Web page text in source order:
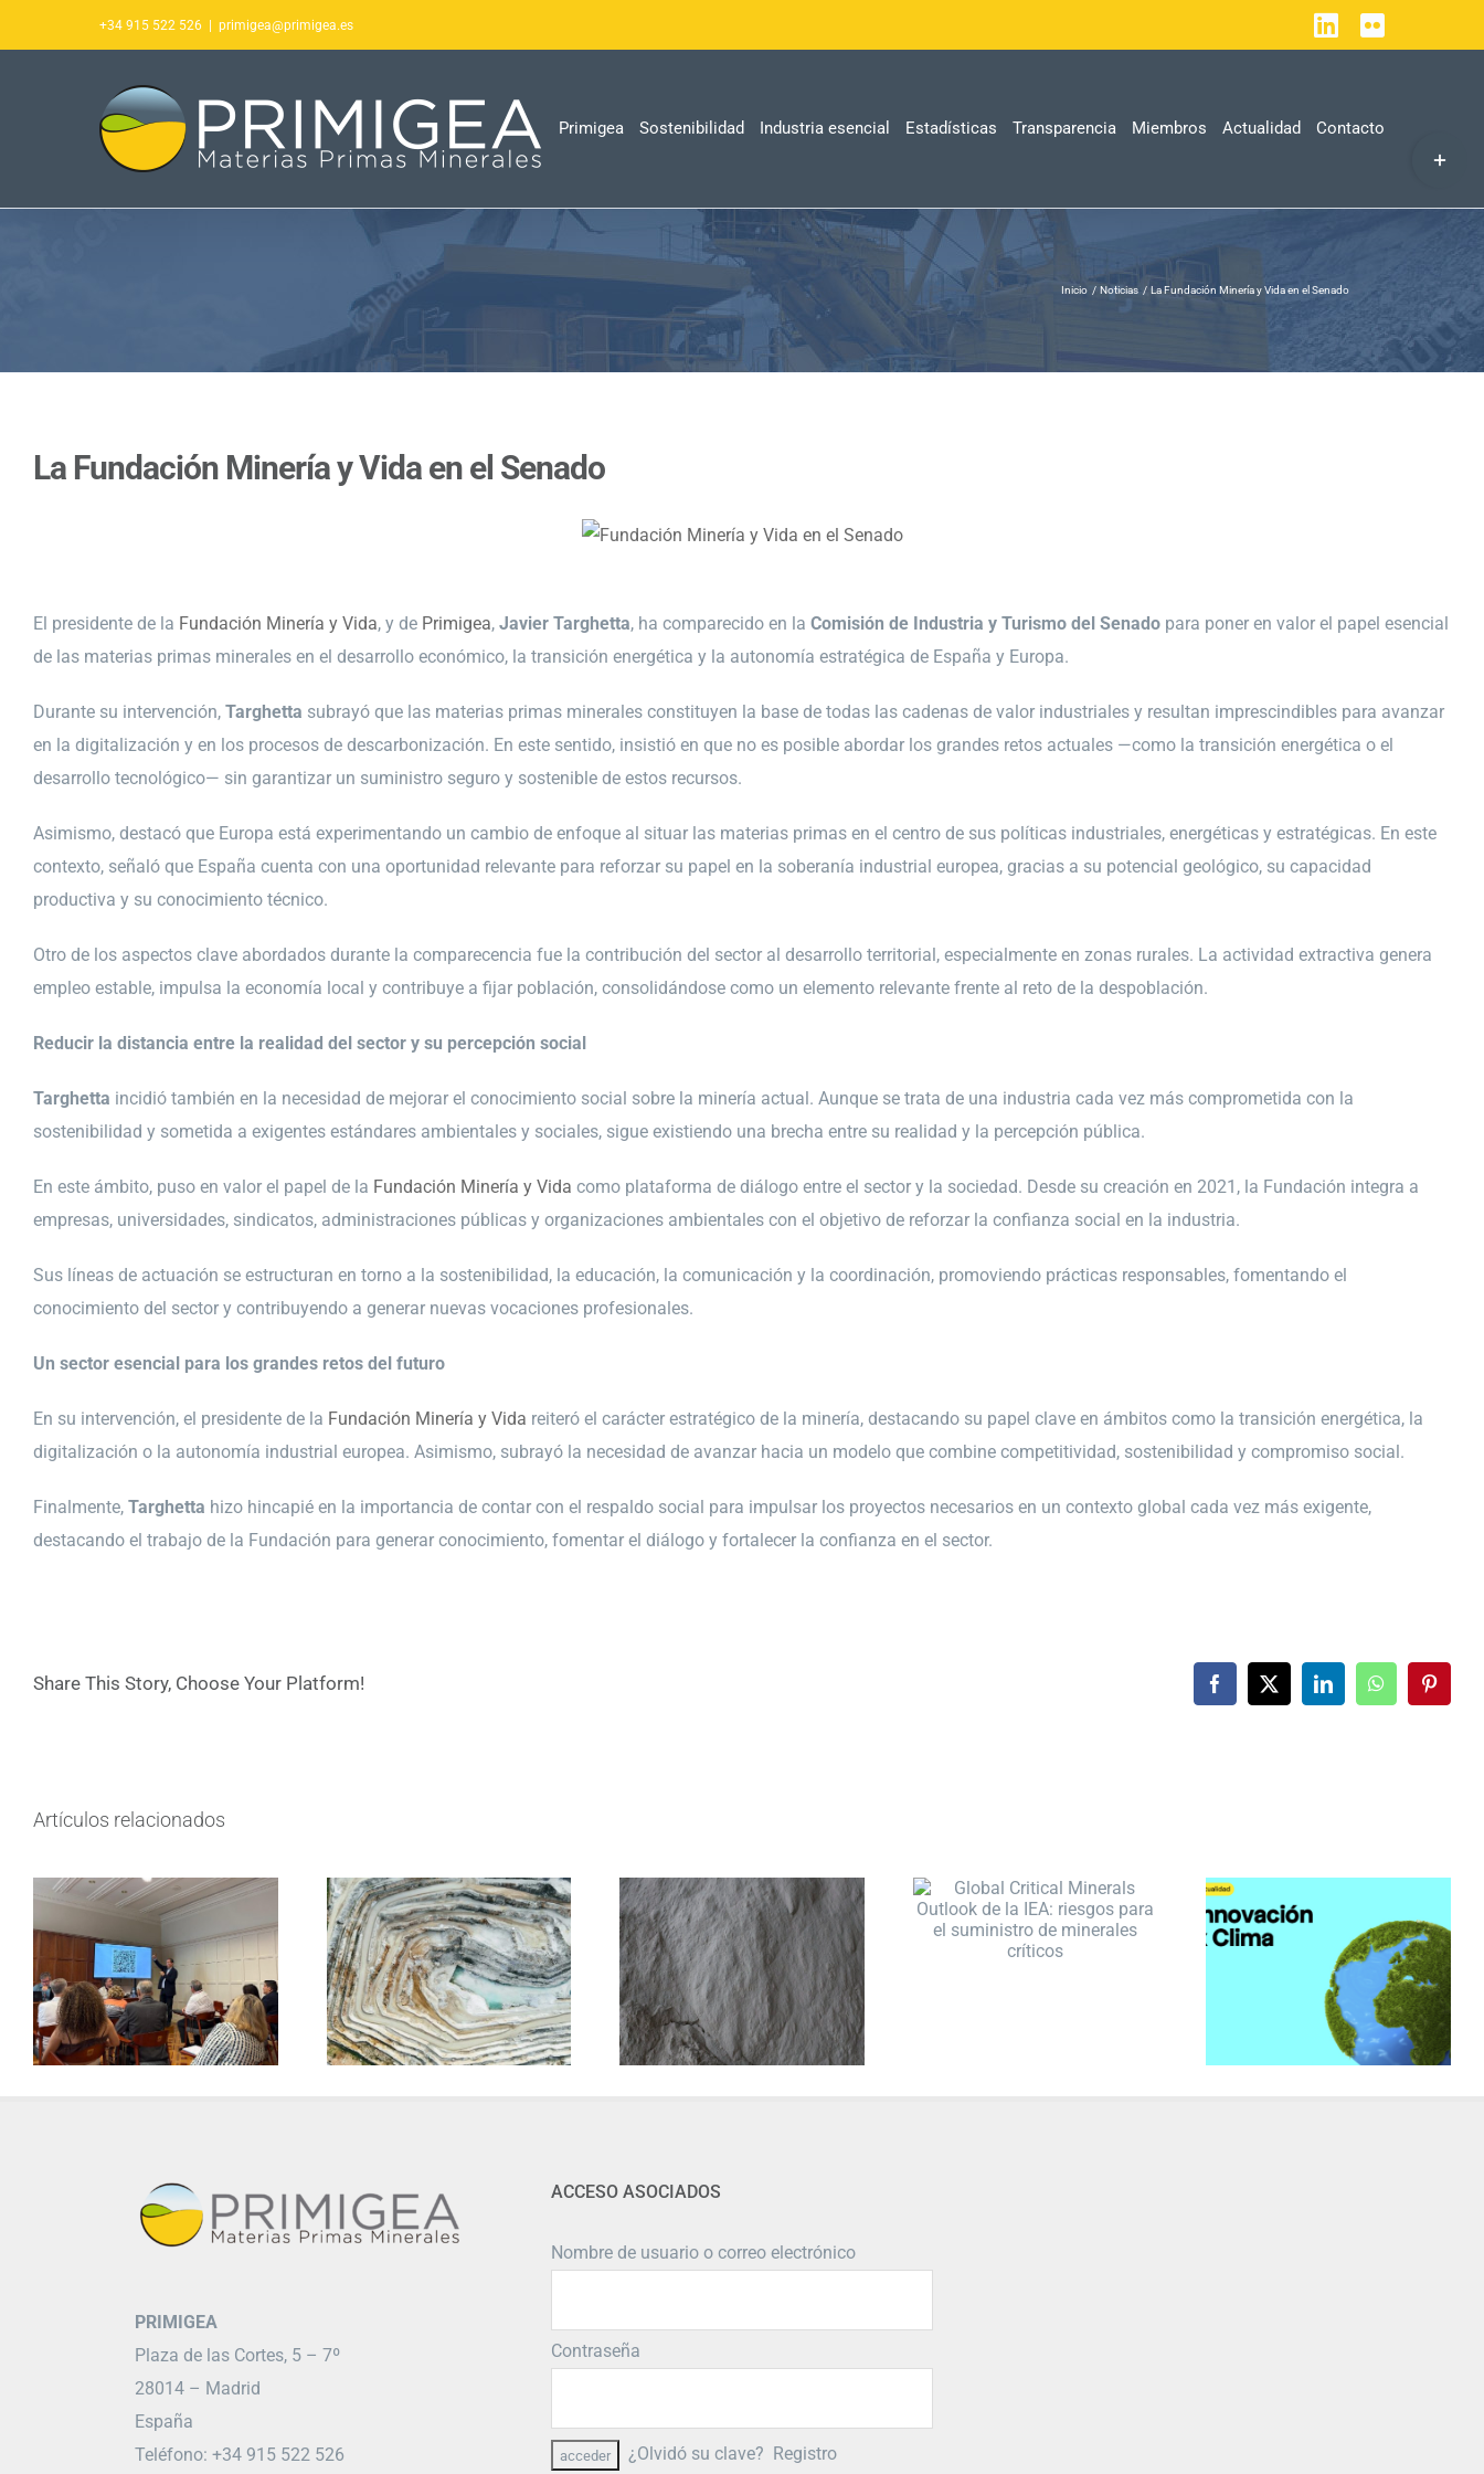
al
+34 915 522 526 | primigea@primigea.es LinkedIn
Flickr
Primigea Sostenibilidad Industria esencial Estadísticas Transparencia Miembros Actualidad Contacto
Inicio Noticias La Fundación Minería y Vida en el Senado
La Fundación Minería y Vida en el Senado
El presidente de la Fundación Minería y Vida, y de Primigea, Javier Targhetta, ha comparecido en la Comisión de Industria y Turismo del Senado para poner en valor el papel esencial
de las materias primas minerales en el desarrollo económico, la transición energética y la autonomía estratégica de España y Europa.
Durante su intervención, Targhetta subrayó que las materias primas minerales constituyen la base de todas las cadenas de valor industriales y resultan imprescindibles para avanzar
en la digitalización y en los procesos de descarbonización. En este sentido, insistió en que no es posible abordar los grandes retos actuales —como la transición energética o el
desarrollo tecnológico— sin garantizar un suministro seguro y sostenible de estos recursos.
Asimismo, destacó que Europa está experimentando un cambio de enfoque al situar las materias primas en el centro de sus políticas industriales, energéticas y estratégicas. En este
contexto, señaló que España cuenta con una oportunidad relevante para reforzar su papel en la soberanía industrial europea, gracias a su potencial geológico, su capacidad
productiva y su conocimiento técnico.
Otro de los aspectos clave abordados durante la comparecencia fue la contribución del sector al desarrollo territorial, especialmente en zonas rurales. La actividad extractiva genera
empleo estable, impulsa la economía local y contribuye a fijar población, consolidándose como un elemento relevante frente al reto de la despoblación.
Reducir la distancia entre la realidad del sector y su percepción social
Targhetta incidió también en la necesidad de mejorar el conocimiento social sobre la minería actual. Aunque se trata de una industria cada vez más comprometida con la
sostenibilidad y sometida a exigentes estándares ambientales y sociales, sigue existiendo una brecha entre su realidad y la percepción pública.
En este ámbito, puso en valor el papel de la Fundación Minería y Vida como plataforma de diálogo entre el sector y la sociedad. Desde su creación en 2021, la Fundación integra a
empresas, universidades, sindicatos, administraciones públicas y organizaciones ambientales con el objetivo de reforzar la confianza social en la industria.
Sus líneas de actuación se estructuran en torno a la sostenibilidad, la educación, la comunicación y la coordinación, promoviendo prácticas responsables, fomentando el
conocimiento del sector y contribuyendo a generar nuevas vocaciones profesionales.
Un sector esencial para los grandes retos del futuro
En su intervención, el presidente de la Fundación Minería y Vida reiteró el carácter estratégico de la minería, destacando su papel clave en ámbitos como la transición energética, la
digitalización o la autonomía industrial europea. Asimismo, subrayó la necesidad de avanzar hacia un modelo que combine competitividad, sostenibilidad y compromiso social.
Finalmente, Targhetta hizo hincapié en la importancia de contar con el respaldo social para impulsar los proyectos necesarios en un contexto global cada vez más exigente,
destacando el trabajo de la Fundación para generar conocimiento, fomentar el diálogo y fortalecer la confianza en el sector.
Share This Story, Choose Your Platform! Facebook
X LinkedInWhatsApp
Artículos relacionados
PRIMIGEA
Plaza de las Cortes, 5 – 7º
28014 – Madrid
España
Teléfono: +34 915 522 526
ACCESO ASOCIADOS
Nombre de usuario o correo electrónico
Contraseña
¿Olvidó su clave? Registro
Bar